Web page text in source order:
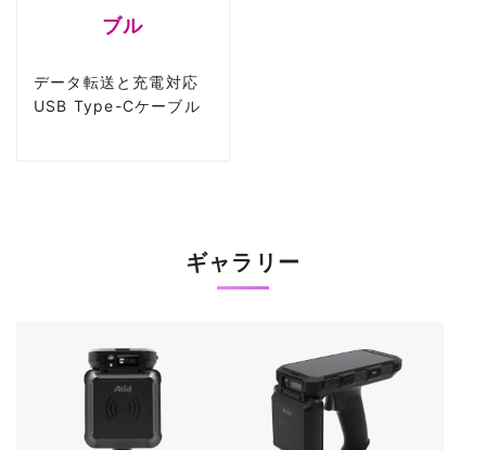
ブル
データ転送と充電対応
USB Type-Cケーブル
ギャラリー